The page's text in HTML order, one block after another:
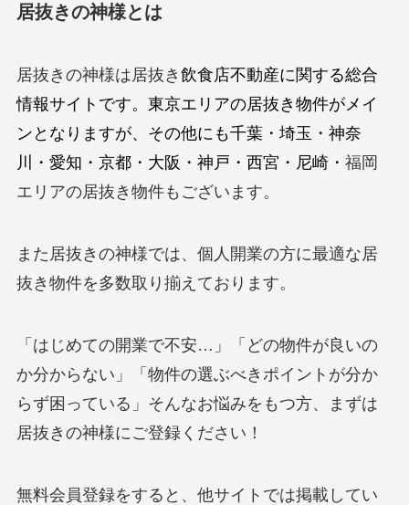
居抜きの神様とは
居抜きの神様は居抜き 飲食店不動産に関する総合
情報サイトです。東京エリアの居抜き物件がメイ
ンとなりますが、その他にも千葉・埼玉・神奈
川・愛知・京都・大阪・神戸・西宮・尼崎・ 福岡
エリアの居抜き物件もございます。
また居抜きの神様では、個人開業の方に最適な居
抜き物件を多数取り揃えております。
「はじめての開業で不安…」「どの物件が良いの
か分からない」「物件の選ぶべきポイントが分か
らず困っている」そんなお悩みをもつ方、まずは
居抜きの神様にご登録ください！
無料会員登録をすると、他サイトでは掲載してい